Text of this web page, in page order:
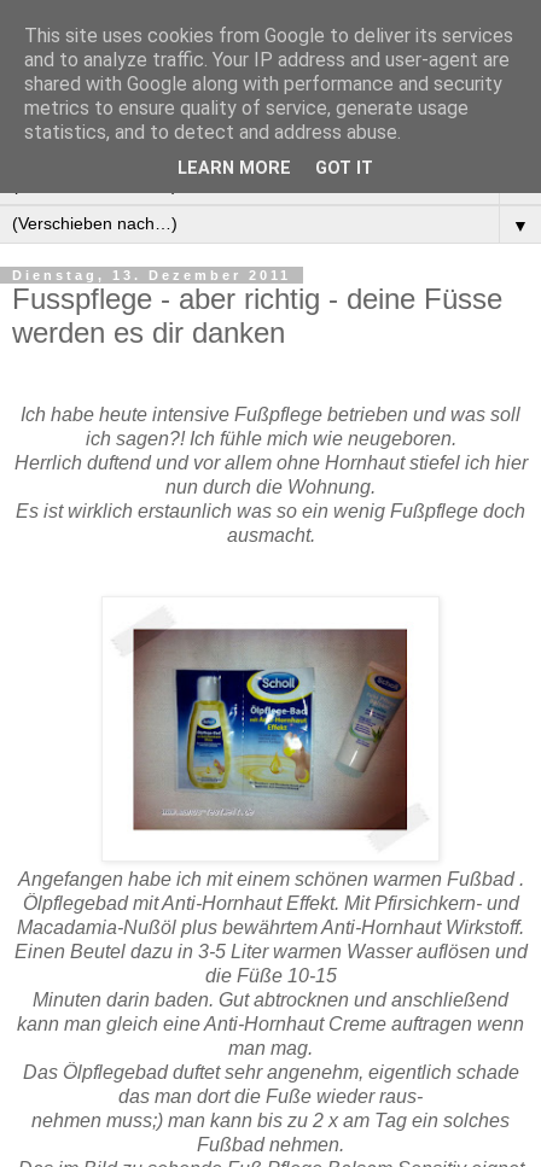
Manus Testwelt, alles
außer langweilig
▼
Dienstag, 13. Dezember 2011
Fusspflege - aber richtig - deine Füsse
werden es dir danken
Ich habe heute intensive Fußpflege betrieben und was soll
ich sagen?! Ich fühle mich wie neugeboren.
Herrlich duftend und vor allem ohne Hornhaut stiefel ich hier
nun durch die Wohnung.
Es ist wirklich erstaunlich was so ein wenig Fußpflege doch
ausmacht.
Angefangen habe ich mit einem schönen warmen Fußbad .
Ölpflegebad mit Anti-Hornhaut Effekt. Mit Pfirsichkern- und
Macadamia-Nußöl plus bewährtem Anti-Hornhaut Wirkstoff.
Einen Beutel dazu in 3-5 Liter warmen Wasser auflösen und
die Füße 10-15
Minuten darin baden. Gut abtrocknen und anschließend
kann man gleich eine Anti-Hornhaut Creme auftragen wenn
man mag.
Das Ölpflegebad duftet sehr angenehm, eigentlich schade
das man dort die Fuße wieder raus-
nehmen muss;) man kann bis zu 2 x am Tag ein solches
Fußbad nehmen.
This site uses cookies from Google to deliver its services
and to analyze traffic. Your IP address and user-agent are
shared with Google along with performance and security
metrics to ensure quality of service, generate usage
statistics, and to detect and address abuse.
LEARN MORE GOT IT